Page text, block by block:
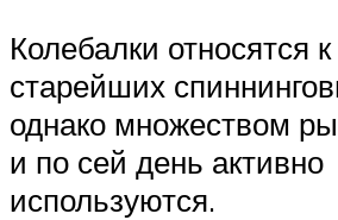
Колебалки относятся
старейших
однако множеством
и по сей день активно
используются.